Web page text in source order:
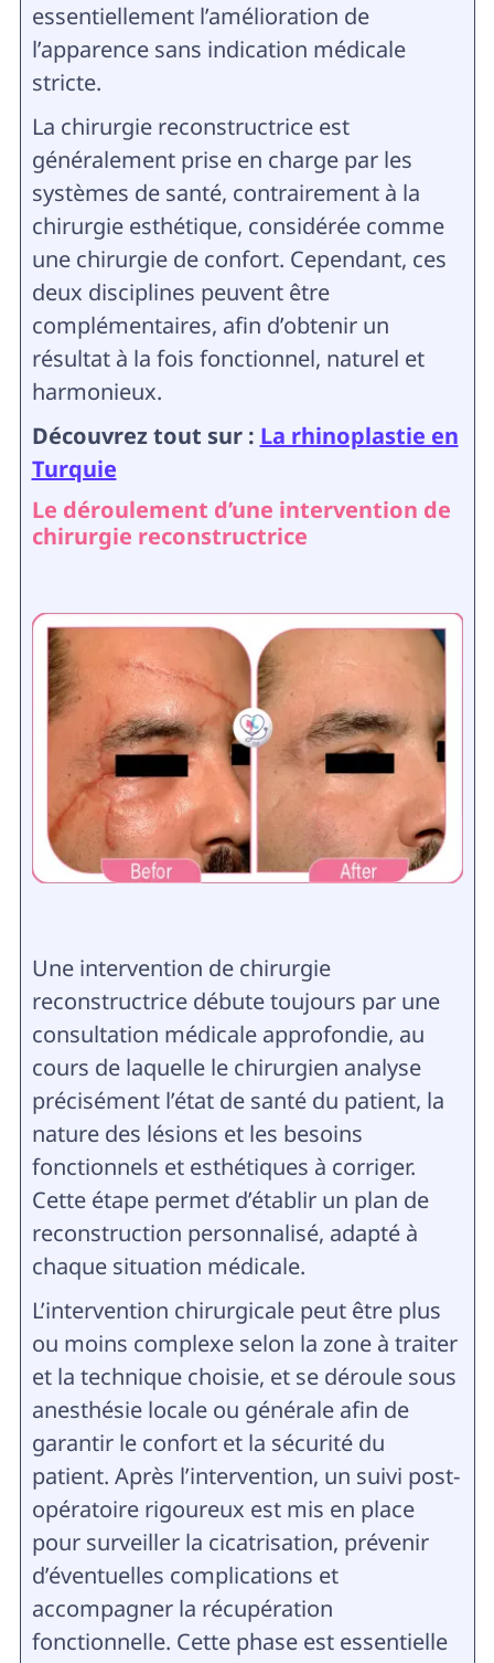
essentiellement l’amélioration de
l’apparence sans indication médicale
stricte.
La chirurgie reconstructrice est
généralement prise en charge par les
systèmes de santé, contrairement à la
chirurgie esthétique, considérée comme
une chirurgie de confort. Cependant, ces
deux disciplines peuvent être
complémentaires, afin d’obtenir un
résultat à la fois fonctionnel, naturel et
harmonieux.
Découvrez tout sur : La rhinoplastie en
Turquie
Le déroulement d’une intervention de
chirurgie reconstructrice
Une intervention de chirurgie
reconstructrice débute toujours par une
consultation médicale approfondie, au
cours de laquelle le chirurgien analyse
précisément l’état de santé du patient, la
nature des lésions et les besoins
fonctionnels et esthétiques à corriger.
Cette étape permet d’établir un plan de
reconstruction personnalisé, adapté à
chaque situation médicale.
L’intervention chirurgicale peut être plus
ou moins complexe selon la zone à traiter
et la technique choisie, et se déroule sous
anesthésie locale ou générale afin de
garantir le confort et la sécurité du
patient. Après l’intervention, un suivi post-
opératoire rigoureux est mis en place
pour surveiller la cicatrisation, prévenir
d’éventuelles complications et
accompagner la récupération
fonctionnelle. Cette phase est essentielle